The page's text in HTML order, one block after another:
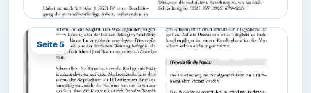
Seite 5